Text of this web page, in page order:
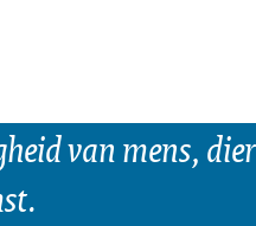
van mens, dier